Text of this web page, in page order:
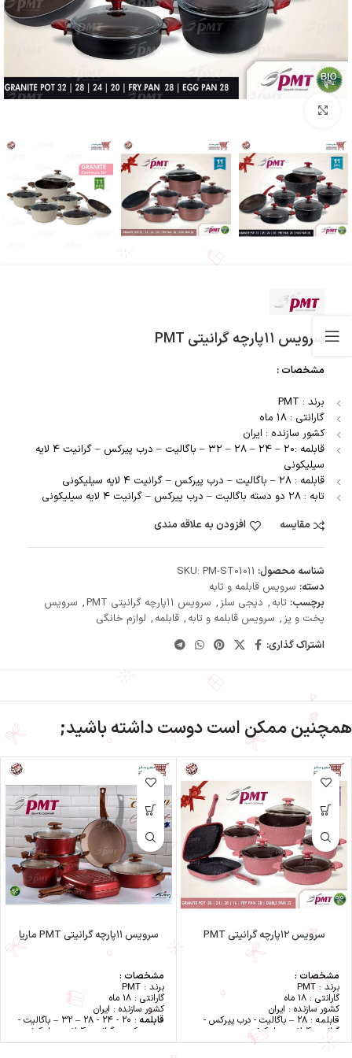
سرویس ۱۱پارچه گرانیتی PMT
مشخصات :
برند : PMT
گارانتی : 18 ماه
کشور سازنده : ایران
قابلمه :۲۰ – ۲۴ – ۲۸ – ۳۲ – باگالیت – درب پیرکس – گرانیت ۴ لایه
سیلیکونی
قابلمه : ۲۸ – باگالیت – درب پیرکس – گرانیت ۴ لایه سیلیکونی
تابه : ۲۸ دو دسته باگالیت – درب پیرکس – گرانیت ۴ لایه سیلیکونی
مقایسه
افزودن به علاقه مندی
شناسه محصول: SKU: PM-ST01011
دسته: سرویس قابلمه و تابه
برچسب: تابه , دیجی سلز , سرویس ۱۱پارچه گرانیتی PMT , سرویس
پخت و پز , سرویس قابلمه و تابه , قابلمه , لوازم خانگی
اشتراک گذاری:
همچنین ممکن است دوست داشته باشید;
سرویس ۱۲پارچه گرانیتی PMT
مشخصات :
برند : PMT
گارانتی : 18 ماه
کشور سازنده : ایران
قابلمه : ۲۸ – باگالیت - درب پیرکس -
گرانیت ۴ لایه سیلیکونی
قابلمه : ۲۴ – باگالیت - درب پیرکس -
گرانیت ۴ لایه سیلیکونی
سرویس ۱۱پارچه گرانیتی PMT ماریا
مشخصات :
برند : PMT
گارانتی : 18 ماه
کشور سازنده : ایران
قابلمه : ۲۰ - ۲۴ - ۲۸ – ۳۲ – باگالیت -
درب پیرکس - گرانیت ۴ لایه سیلیکونی
تابه : ۲۸ - دو دسته باگالیت - درب